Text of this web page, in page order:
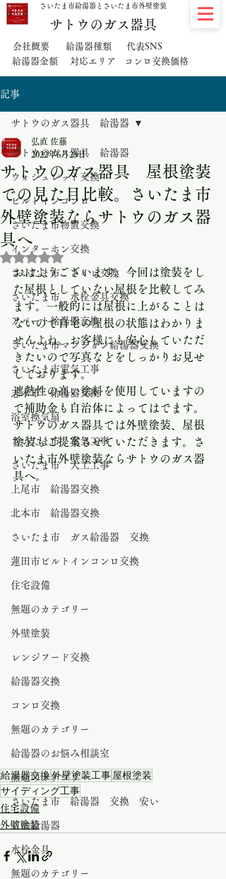
さいたま市給湯器とさいたま市外壁塗装
サトウのガス器具
会社概要 給湯器種類
代表SNS
給湯器金額
対応エリア コンロ交換価格
記事
サトウのガス器具 給湯器
ウォシュレット交換
ビルトインコンロ
さいたま市物置交換
インターホン交換
さいたま市 トイレ交換
さいたま市 水栓金具交換
アパート給湯器交換
さいたま市マンション給湯器交換
さいたま市電気工事
志木市 給湯器交換
浴室換気扇
さいたま市 電気工事
さいたま市 大工工事
上尾市 給湯器交換
北本市 給湯器交換
さいたま市 ガス給湯器 交換
蓮田市ビルトインコンロ交換
住宅設備
無題のカテゴリー
外壁塗装
レンジフード交換
給湯器交換
コンロ交換
無題のカテゴリー
給湯器のお悩み相談室
無題のカテゴリー
さいたま市 給湯器 交換 安い
石油給湯器
水栓金具
無題のカテゴリー
サトウのガス器具 給湯器
サトウのガス器具 屋根塗装
での見た目比較。さいたま市
外壁塗装ならサトウのガス器
具へ
弘直 佐藤
2022年6月25日
5つ星のうちNaNと評価されています。
おはようございます。今回は塗装をし
た屋根としていない屋根を比較してみ
ます。一般的には屋根に上がることは
ないので自宅の屋根の状態はわかりま
せんよね。お客様にも安心していただ
きたいので写真などをしっかりお見せ
しております。
遮熱性の高い塗料を使用していますの
で補助金も自治体によってはでます。
サトウのガス器具では外壁塗装、屋根
塗装もご提案させていただきます。さ
いたま市外壁塗装ならサトウのガス器
具へ。
給湯器交換外壁塗装工事屋根塗装
サイディング工事
住宅設備
外壁塗装